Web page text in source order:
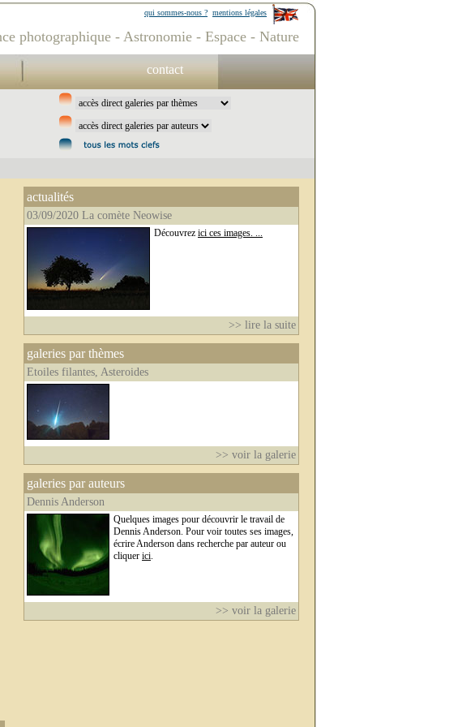
mentions légales
qui sommes-nous ?
photographique - Astronomie - Espace - Nature
contact
actualités
03/09/2020 La comète Neowise
Découvrez ici ces images. ...
>> lire la suite
galeries par thèmes
Etoiles filantes, Asteroides
>> voir la galerie
galeries par auteurs
Dennis Anderson
Quelques images pour découvrir le travail de
Dennis Anderson. Pour voir toutes ses images,
écrire Anderson dans recherche par auteur ou
cliquer ici.
>> voir la galerie